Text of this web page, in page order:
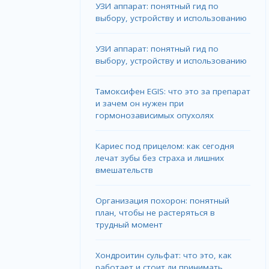
УЗИ аппарат: понятный гид по
выбору, устройству и использованию
УЗИ аппарат: понятный гид по
выбору, устройству и использованию
Тамоксифен EGIS: что это за препарат
и зачем он нужен при
гормонозависимых опухолях
Кариес под прицелом: как сегодня
лечат зубы без страха и лишних
вмешательств
Организация похорон: понятный
план, чтобы не растеряться в
трудный момент
Хондроитин сульфат: что это, как